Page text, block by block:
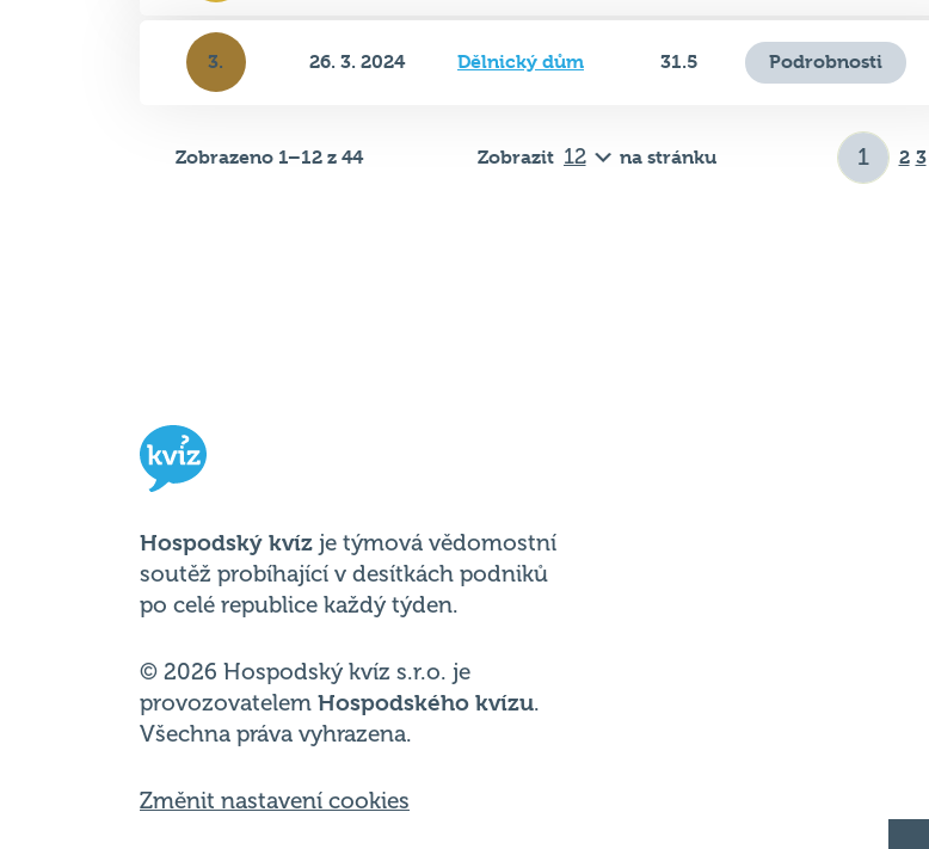
Zobrazeno 1–12 z 44 Zobrazit na stránku 2
Hospodský kvíz
soutěž probíhající v desítkách podniků
© 2026 Hospodský kvíz s.r.o. je
provozovatelem Hospodského kvízu
Změnit nastavení cookies